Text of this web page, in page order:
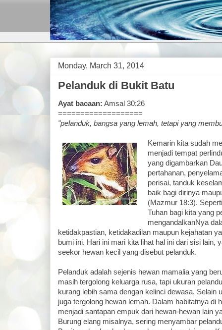
Monday, March 31, 2014
Pelanduk di Bukit Batu
Ayat bacaan: Amsal 30:26
===================
"pelanduk, bangsa yang lemah, tetapi yang
Kemarin kita sudah
menjadi tempat
yang digambarkan
pertahanan,
perisai, tanduk
baik bagi dirinya
(Mazmur 18:3).
Tuhan bagi kita yang
mengandalkanNya
ketidakpastian, ketidakadilan maupun kejahatan
bumi ini. Hari ini mari kita lihat hal ini dari sisi lain,
seekor hewan kecil yang disebut pelanduk.
Pelanduk adalah sejenis hewan mamalia yang
masih tergolong keluarga rusa, tapi ukuran
kurang lebih sama dengan kelinci dewasa. Selain
juga tergolong hewan lemah. Dalam habitatnya di
menjadi santapan empuk dari hewan-hewan lain
Burung elang misalnya, sering menyambar